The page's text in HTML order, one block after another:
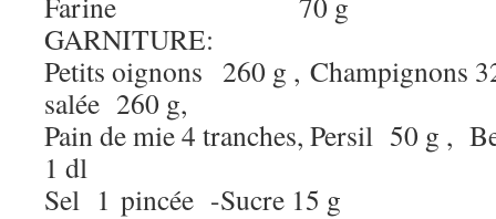
GARNITURE:
Petits oignons 260 g , Champignons
salée 260 g,
Pain de mie 4 tranches, Persil 50
1 dl
Sel 1 pincée -Sucre 15 g